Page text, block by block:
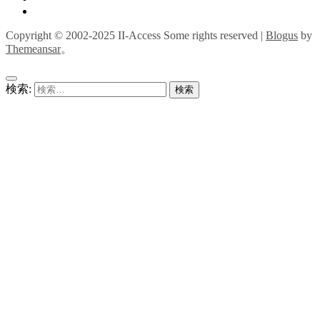
Copyright © 2002-2025 II-Access Some rights reserved | Blogus by
Themeansar。
検索: